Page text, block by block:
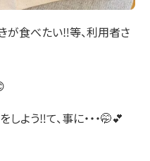
食べたい‼️等、利用者さ
よう‼️て、事に・・・🤭💕